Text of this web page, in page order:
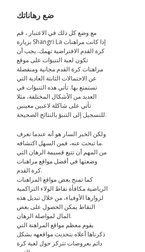
ضع رهاناتك
مع وضع كل ذلك في الاعتبار ، قم
بزيارة Shangri La إذا كانت مراهنات
كرة القدم الافتراضية تهمك. يجب أن
تكون لعبة التنبؤات على موقع
مراهنات كرة القدم مجانية ومنفصلة
عن الاحتمالات الثابتة العادية التي
تستمتع بها. تأتي هذه التنبؤات في
العديد من الأشكال المختلفة، مثلا
تأتي على شاكلة لاعبين معينين
للتسجيل إلى التنبؤ بالنتائج الصحيحة.
ولكن الخبر السار هو أنه عندما تعرف
ما تبحث عنه، فمن السهل اكتشافه.
من المهم أن تتبع قسيمة الرهان التي
وضعتها في أفضل مواقع مراهنات
كرة القدم.
كما تمنح بعض مواقع المراهنات
الرياضية مكافأة نقاط الولاء التراكمية
لزوارها الأوفياء، من خلال تبديل هذه
النقاط يمكن الحصول على بعض
المال لمواصلة الرهان.
يقوم معظم مواقع المراهنة التي
ذكرناها أعلاه بتحديث مواقعهه بشكل
دائم بعروضات تتركز حول لعبة كرة